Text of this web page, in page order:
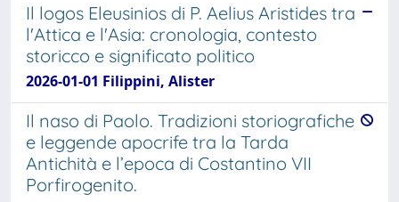
Il logos Eleusinios di P. Aelius Aristides tra
l'Attica e l'Asia: cronologia, contesto
storicco e significato politico
2026-01-01 Filippini, Alister
Il naso di Paolo. Tradizioni storiografiche
e leggende apocrife tra la Tarda
Antichità e l’epoca di Costantino VII
Porfirogenito.